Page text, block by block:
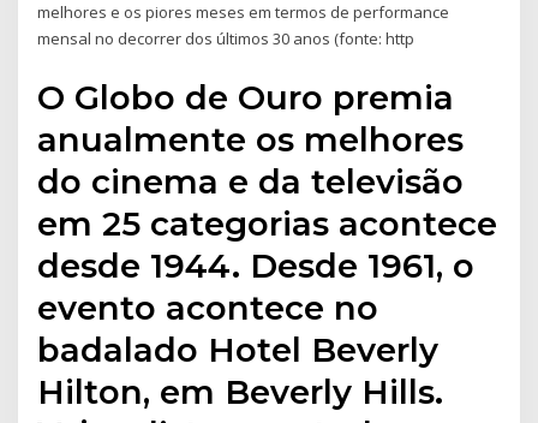
melhores e os piores meses em termos de performance
mensal no decorrer dos últimos 30 anos (fonte: http
O Globo de Ouro premia
anualmente os melhores
do cinema e da televisão
em 25 categorias acontece
desde 1944. Desde 1961, o
evento acontece no
badalado Hotel Beverly
Hilton, em Beverly Hills.